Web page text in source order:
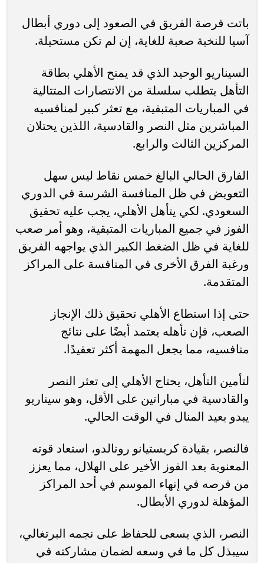
باتت فرصة الفريق في الصعود إلى دوري أبطال
آسيا للنخبة صعبة للغاية، إن لم تكن مستحيلة.
السيناريو الوحيد الذي قد يمنح الأهلي بطاقة
التأهل يتطلب سلسلة من الانتصارات المتتالية
في المباريات المتبقية، مع تعثر كبير لمنافسيه
المباشرين مثل النصر والقادسية، اللذين يحتلان
المركزين الثالث والرابع.
الفارق الحالي البالغ خمس نقاط ليس سهل
التعويض في ظل المنافسة الشرسة في الدوري
السعودي. لكي يتأهل الأهلي، يجب عليه تحقيق
الفوز في جميع المباريات المتبقية، وهو أمر صعب
للغاية في ظل الضغط الكبير الذي يواجهه الفريق
ورغبة الفرق الأخرى في المنافسة على المراكز
المتقدمة.
حتى إذا استطاع الأهلي تحقيق ذلك الإنجاز
الصعب، فإن تأهله يعتمد أيضًا على نتائج
منافسيه، مما يجعل المهمة أكثر تعقيدًا.
لتأمين التأهل، يحتاج الأهلي إلى تعثر النصر
والقادسية في مباراتين على الأقل، وهو سيناريو
يبدو بعيد المنال في الوقت الحالي.
فالنصر، بقيادة كريستيانو رونالدو، استعاد قوته
المعنوية بعد الفوز الأخير على الهلال، مما يعزز
من فرصه في إنهاء الموسم في أحد المراكز
المؤهلة لدوري الأبطال.
النصر، الذي يسعى للحفاظ على نجمه البرتغالي،
سيبذل كل ما في وسعه لضمان مشاركته في